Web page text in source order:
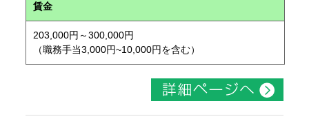
賃金
203,000円～300,000円
（職務手当3,000円~10,000円を含む）